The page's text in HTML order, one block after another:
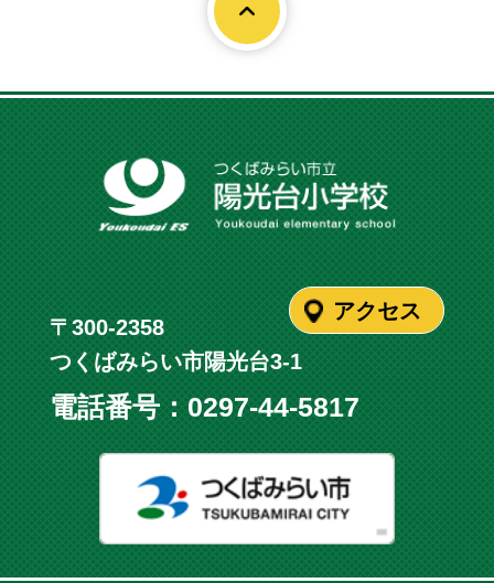
〒300-2358
つくばみらい市陽光台3-1
アクセス
電話番号：0297-44-5817
つくばみ